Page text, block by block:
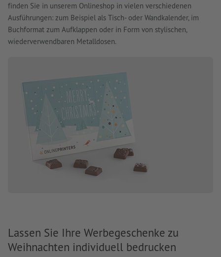
finden Sie in unserem Onlineshop in vielen verschiedenen
Ausführungen: zum Beispiel als Tisch- oder Wandkalender, im
Buchformat zum Aufklappen oder in Form von stylischen,
wiederverwendbaren Metalldosen.
Lassen Sie Ihre Werbegeschenke zu
Weihnachten individuell bedrucken